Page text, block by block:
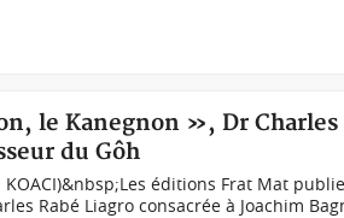
le Kanegnon », Dr Charles
du Gôh
éditions Frat Mat
Rabé Liagro consacrée à Joachim